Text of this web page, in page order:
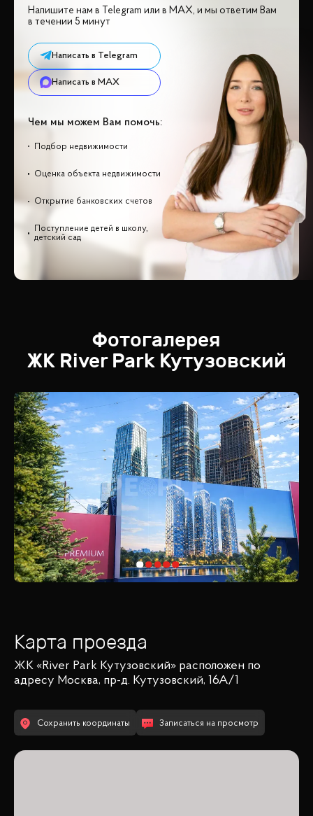
Напишите нам в Telegram или в MAX, и мы ответим Вам
в течении 5 минут
Написать в Telegram
Написать в MAX
Чем мы можем Вам помочь:
Подбор недвижимости
Оценка объекта недвижимости
Открытие банковских счетов
Поступление детей в школу,
детский сад
Фотогалерея
ЖК River Park Кутузовский
Карта проезда
ЖК «River Park Кутузовский» расположен по
адресу Москва, пр-д. Кутузовский, 16А/1
Сохранить координаты Записаться на просмотр